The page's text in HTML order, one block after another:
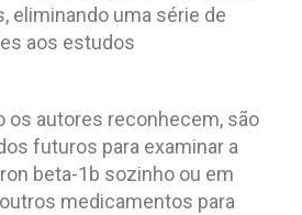
eliminando uma série de
aos estudos
os autores reconhecem, são
futuros para examinar a
beta-1b sozinho ou em
medicamentos para